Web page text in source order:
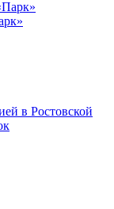
в Ростовской